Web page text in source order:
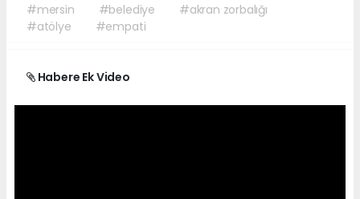
#mersin #belediye
#akran zorbalığı
#atölye
#empati
Habere Ek Video